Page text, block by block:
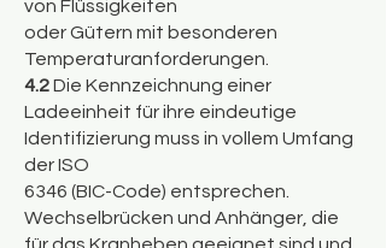
von Flüssigkeiten
oder Gütern mit besonderen
Temperaturanforderungen.
4.2Die Kennzeichnung einer
Ladeeinheit für ihre eindeutige
Identifizierung muss in vollem Umfang
der ISO
6346 (BIC-Code) entsprechen.
Wechselbrücken und Anhänger, die